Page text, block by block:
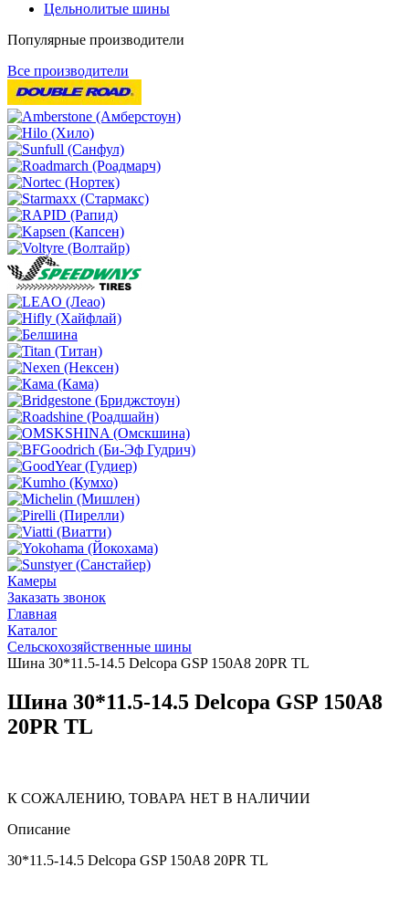
Цельнолитые шины
Популярные производители
Все производители
Камеры
Заказать звонок
Главная
Каталог
Сельскохозяйственные шины
Шина 30*11.5-14.5 Delcopa GSP 150A8 20PR TL
Шина 30*11.5-14.5 Delcopa GSP 150A8
20PR TL
К СОЖАЛЕНИЮ, ТОВАРА НЕТ В НАЛИЧИИ
Описание
30*11.5-14.5 Delcopa GSP 150A8 20PR TL